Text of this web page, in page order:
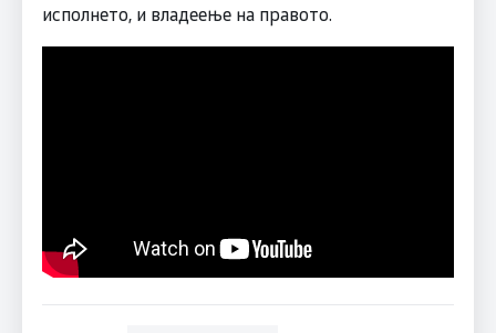
исполнето, и владеење на правото.